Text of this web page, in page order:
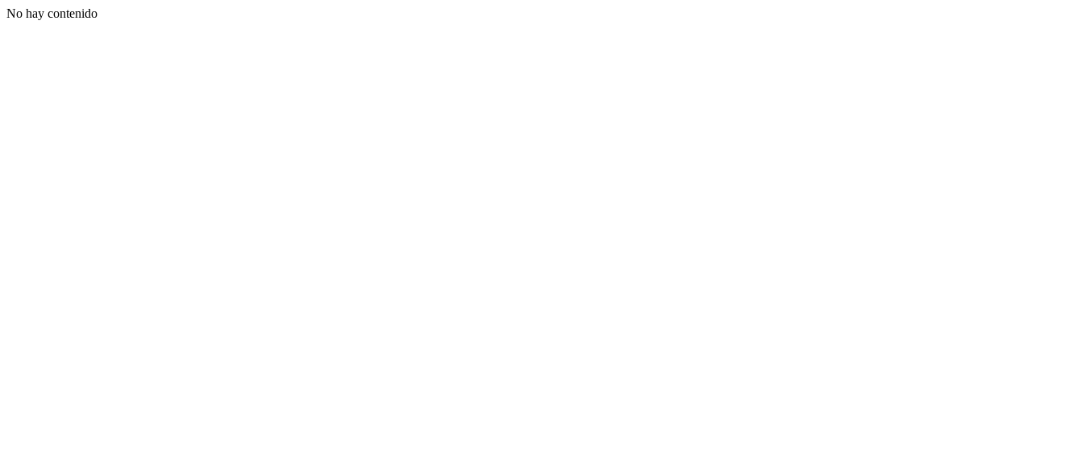
No hay contenido